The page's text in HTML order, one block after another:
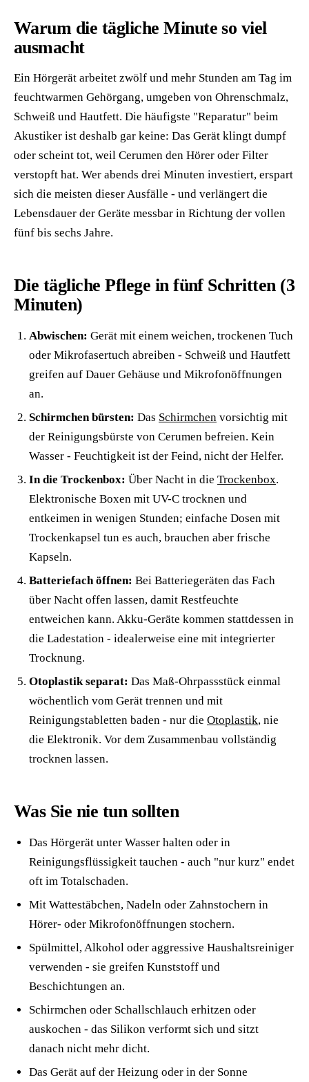
Warum die tägliche Minute so viel
ausmacht
Ein Hörgerät arbeitet zwölf und mehr Stunden am Tag im
feuchtwarmen Gehörgang, umgeben von Ohrenschmalz,
Schweiß und Hautfett. Die häufigste "Reparatur" beim
Akustiker ist deshalb gar keine: Das Gerät klingt dumpf
oder scheint tot, weil Cerumen den Hörer oder Filter
verstopft hat. Wer abends drei Minuten investiert, erspart
sich die meisten dieser Ausfälle - und verlängert die
Lebensdauer der Geräte messbar in Richtung der vollen
fünf bis sechs Jahre.
Die tägliche Pflege in fünf Schritten (3
Minuten)
Abwischen: Gerät mit einem weichen, trockenen Tuch
oder Mikrofasertuch abreiben - Schweiß und Hautfett
greifen auf Dauer Gehäuse und Mikrofonöffnungen
an.
Schirmchen bürsten: Das Schirmchen vorsichtig mit
der Reinigungsbürste von Cerumen befreien. Kein
Wasser - Feuchtigkeit ist der Feind, nicht der Helfer.
In die Trockenbox: Über Nacht in die Trockenbox.
Elektronische Boxen mit UV-C trocknen und
entkeimen in wenigen Stunden; einfache Dosen mit
Trockenkapsel tun es auch, brauchen aber frische
Kapseln.
Batteriefach öffnen: Bei Batteriegeräten das Fach
über Nacht offen lassen, damit Restfeuchte
entweichen kann. Akku-Geräte kommen stattdessen in
die Ladestation - idealerweise eine mit integrierter
Trocknung.
Otoplastik separat: Das Maß-Ohrpassstück einmal
wöchentlich vom Gerät trennen und mit
Reinigungstabletten baden - nur die Otoplastik, nie
die Elektronik. Vor dem Zusammenbau vollständig
trocknen lassen.
Was Sie nie tun sollten
Das Hörgerät unter Wasser halten oder in
Reinigungsflüssigkeit tauchen - auch "nur kurz" endet
oft im Totalschaden.
Mit Wattestäbchen, Nadeln oder Zahnstochern in
Hörer- oder Mikrofonöffnungen stochern.
Spülmittel, Alkohol oder aggressive Haushaltsreiniger
verwenden - sie greifen Kunststoff und
Beschichtungen an.
Schirmchen oder Schallschlauch erhitzen oder
auskochen - das Silikon verformt sich und sitzt
danach nicht mehr dicht.
Das Gerät auf der Heizung oder in der Sonne